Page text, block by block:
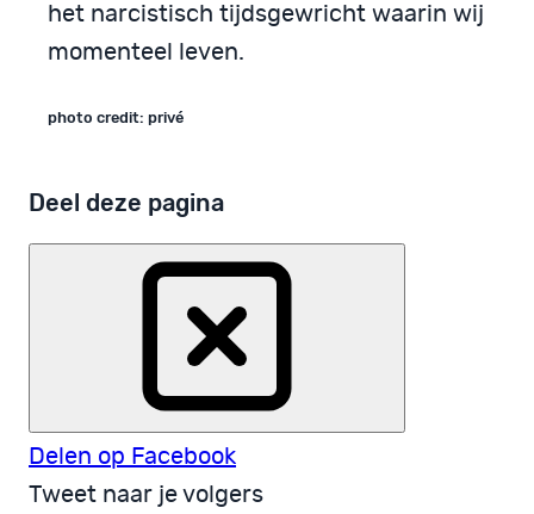
het narcistisch tijdsgewricht waarin wij
momenteel leven.
photo credit: privé
Deel deze pagina
Delen op Facebook
Tweet naar je volgers